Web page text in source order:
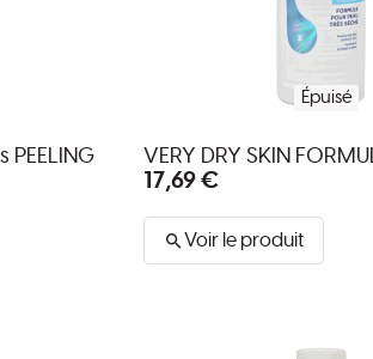
Épuisé
VERY DRY SKIN
17,69 €
Voir le produit